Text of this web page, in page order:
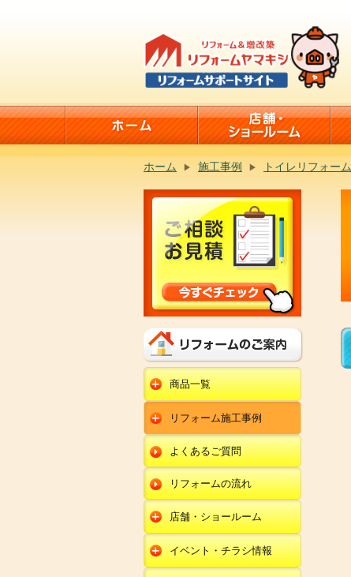
ホーム 施工事例 トイレリフォーム
商品一覧
水回りリフォーム
キッチンリフォーム
ユニットバスリフォー
ム
トイレリフォーム
洗面化粧台リフォー
ム
オール電化セット
エコキュート
給湯器
エクステリア
外壁塗装
内装リフォーム
リフォーム施工事例
キッチン
ユニットバス
トイレ
洗面化粧台
エクステリア
よくあるご質問
リフォームの流れ
店舗・ショールーム
田鶴浜店
金沢野々市店
イベント・チラシ情報
田鶴浜店